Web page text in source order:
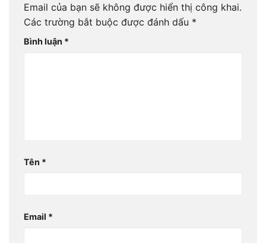
Email của bạn sẽ không được hiển thị công khai.
Các trường bắt buộc được đánh dấu *
Bình luận *
Tên *
Email *